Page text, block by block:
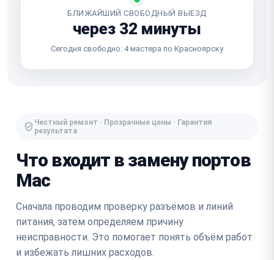
БЛИЖАЙШИЙ СВОБОДНЫЙ ВЫЕЗД
через 32 минуты
Сегодня свободно: 4 мастера по Красноярску
Честный ремонт · Прозрачные цены · Гарантия
результата
Что входит в замену портов
Mac
Сначала проводим проверку разъёмов и линий
питания, затем определяем причину
неисправности. Это помогает понять объём работ
и избежать лишних расходов.